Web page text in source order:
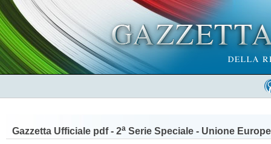
Gazzetta Ufficiale pdf - 2a Serie Speciale - Unione